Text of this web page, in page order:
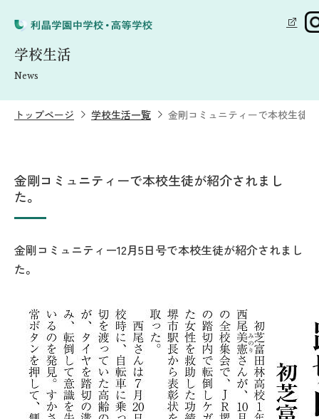
学校生活
News
トップページ 学校生活一覧 金剛コミュニティーで本校生徒
金剛コミュニティーで本校生徒が紹介されまし
た。
金剛コミュニティー12月5日号で本校生徒が紹介されまし
た。